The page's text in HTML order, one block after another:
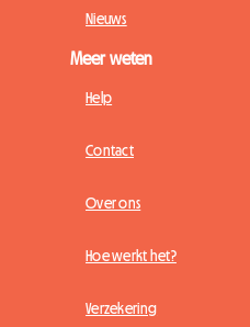
Nieuws
Meer weten
Help
Contact
Over ons
Hoe werkt het?
Verzekering